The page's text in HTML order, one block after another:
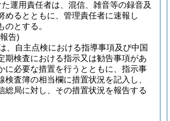
運用責任者は、混信、雑音等の録音及
めるとともに、管理責任者に速報し
とする。
告)
、自主点検における指導事項及び中国
期検査における指示又は勧告事項があ
に必要な措置を行うとともに、指示事
検査簿の相当欄に措置状況を記入し、
総局に対し、その措置状況を報告する